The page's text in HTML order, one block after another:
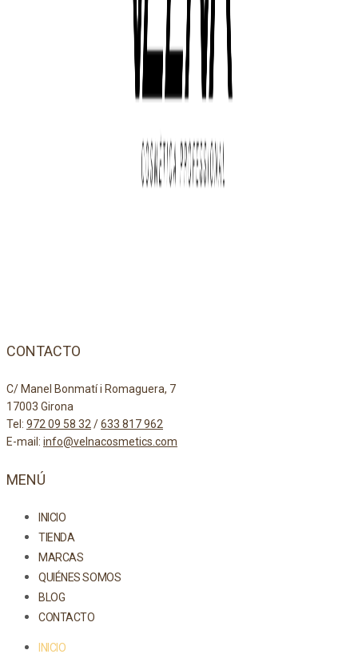
CONTACTO
C/ Manel Bonmatí i Romaguera, 7
17003 Girona
Tel: 972 09 58 32/633 817 962
E-mail: info@velnacosmetics.com
MENÚ
INICIO
TIENDA
MARCAS
QUIÉNES SOMOS
BLOG
CONTACTO
INICIO